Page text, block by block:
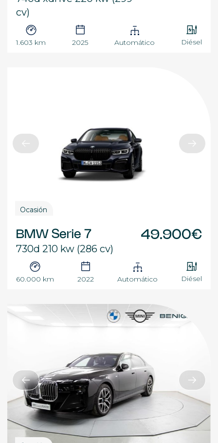
cv)
1.603 km 2025 Automático Diésel
Ocasión
BMW Serie 7
730d 210 kw (286 cv)
49.900€
60.000 km 2022 Automático Diésel